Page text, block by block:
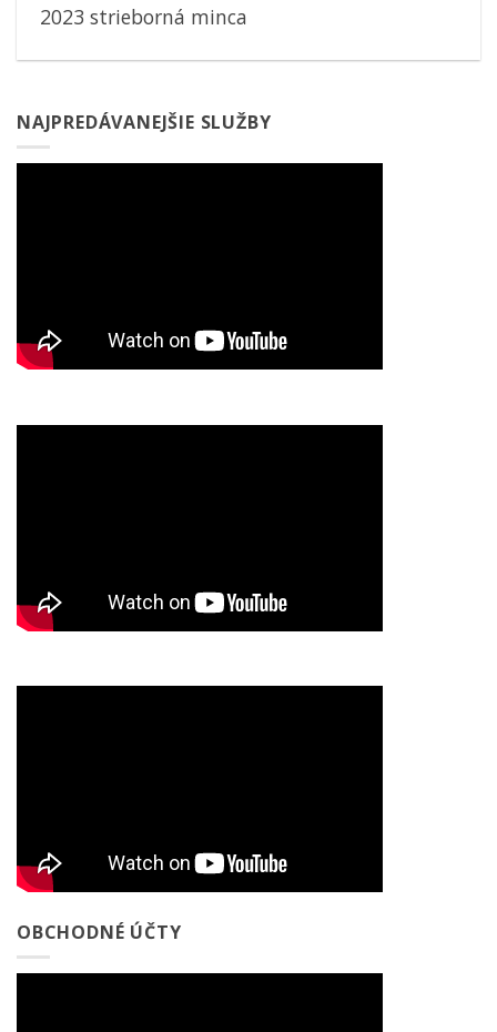
2023 strieborná minca
NAJPREDÁVANEJŠIE SLUŽBY
OBCHODNÉ ÚČTY